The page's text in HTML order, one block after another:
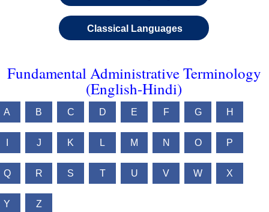
Classical Languages
Fundamental Administrative Terminology
(English-Hindi)
A B C D E F G H
J K L M N O P
Q R S T U V W X
Y Z